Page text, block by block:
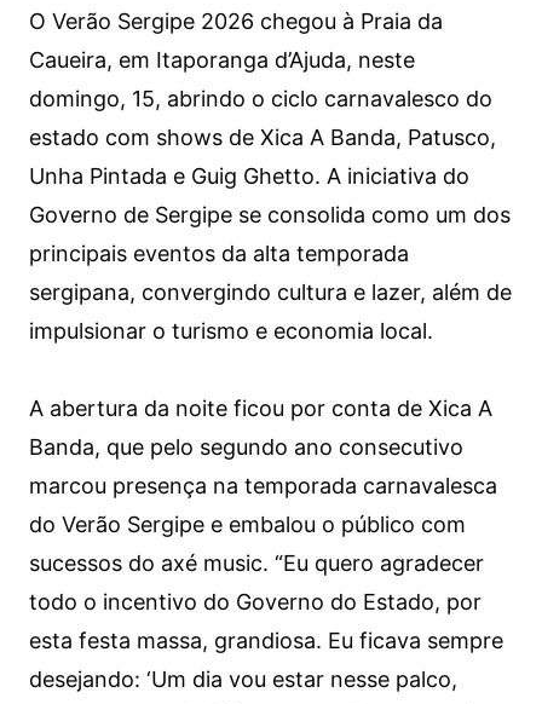
O Verão Sergipe 2026 chegou à Praia da
Caueira, em Itaporanga d’Ajuda, neste
domingo, 15, abrindo o ciclo carnavalesco do
estado com shows de Xica A Banda, Patusco,
Unha Pintada e Guig Ghetto. A iniciativa do
Governo de Sergipe se consolida como um dos
principais eventos da alta temporada
sergipana, convergindo cultura e lazer, além de
impulsionar o turismo e economia local.
A abertura da noite ficou por conta de Xica A
Banda, que pelo segundo ano consecutivo
marcou presença na temporada carnavalesca
do Verão Sergipe e embalou o público com
sucessos do axé music. “Eu quero agradecer
todo o incentivo do Governo do Estado, por
esta festa massa, grandiosa. Eu ficava sempre
desejando: ‘Um dia vou estar nesse palco,